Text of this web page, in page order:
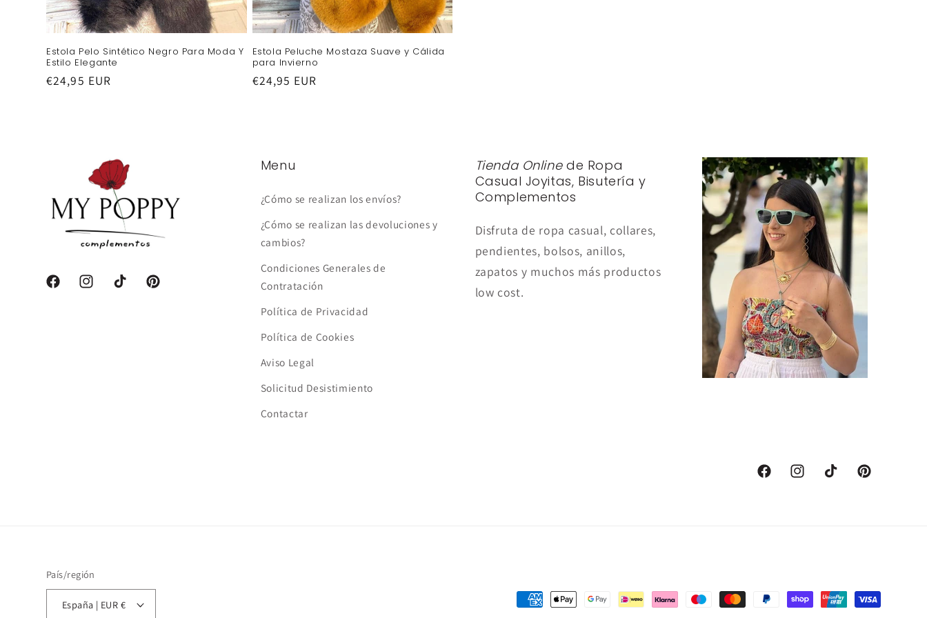
Estola Pelo Sintético Negro Para Moda Y
Estilo Elegante
Precio
€24,95 EUR
Estola Peluche Mostaza Suave y Cálida
para Invierno
Precio
€24,95 EUR
FacebookInstagramTikTok Pinterest
Menu
¿Cómo se realizan los envíos?
¿Cómo se realizan las devoluciones y
cambios?
Condiciones Generales de
Contratación
Política de Privacidad
Política de Cookies
Aviso Legal
Solicitud Desistimiento
Contactar
Tienda Onlinede Ropa
Casual Joyitas, Bisutería y
Complementos
Disfruta de ropa casual, collares,
pendientes, bolsos, anillos,
zapatos y muchos más productos
low cost.
FacebookInstagramTikTok Pinterest
País/región
España | EUR €
Formas